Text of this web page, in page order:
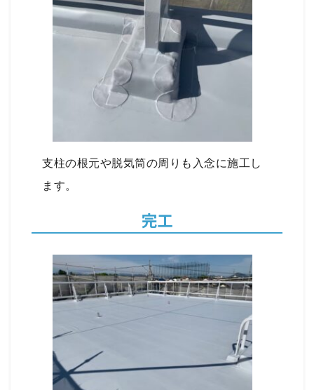
支柱の根元や脱気筒の周りも入念に施工し
ます。
完工